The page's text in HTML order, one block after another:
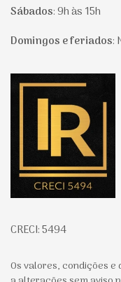
Sábados:9h às 15h
Domingos e feriados:
Página inicial
CRECI: 5494
Os valores, condições e